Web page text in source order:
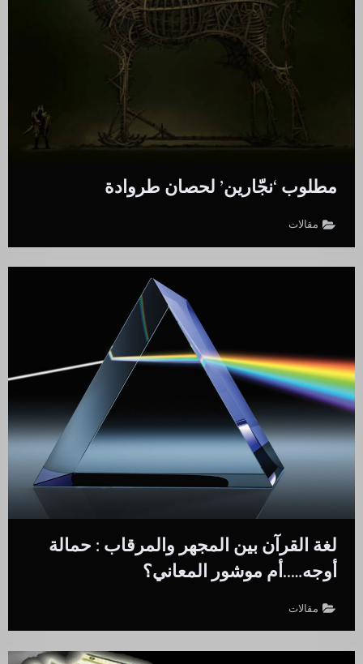
مطلوب ‘نجّارين’ لحصان طروادة
مقالات
لغة القرآن بين المجهر والمرقاب : حمالة
أوجه…..أم موشور المعاني؟
مقالات